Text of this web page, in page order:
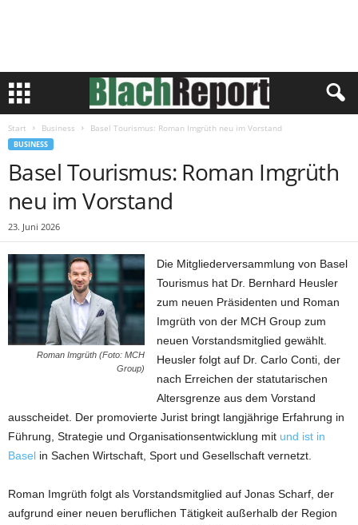
Start Business Basel Tourismus: Roman Imgrüth neu im Vorstand
BUSINESS
Basel Tourismus: Roman Imgrüth
neu im Vorstand
23. Juni 2026
Roman Imgrüth (Foto: MCH
Group)
Die Mitgliederversammlung von Basel
Tourismus hat Dr. Bernhard Heusler
zum neuen Präsidenten und Roman
Imgrüth von der MCH Group zum
neuen Vorstandsmitglied gewählt.
Heusler folgt auf Dr. Carlo Conti, der
nach Erreichen der statutarischen
Altersgrenze aus dem Vorstand
ausscheidet. Der promovierte Jurist bringt langjährige Erfahrung in
Führung, Strategie und Organisationsentwicklung mit und ist in
Basel in Sachen Wirtschaft, Sport und Gesellschaft vernetzt.
Roman Imgrüth folgt als Vorstandsmitglied auf Jonas Scharf, der
aufgrund einer neuen beruflichen Tätigkeit außerhalb der Region